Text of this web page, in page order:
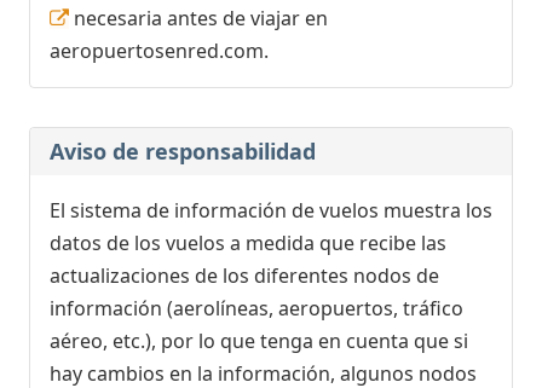
necesaria antes de viajar en
aeropuertosenred.com.
Aviso de responsabilidad
El sistema de información de vuelos muestra los
datos de los vuelos a medida que recibe las
actualizaciones de los diferentes nodos de
información (aerolíneas, aeropuertos, tráfico
aéreo, etc.), por lo que tenga en cuenta que si
hay cambios en la información, algunos nodos